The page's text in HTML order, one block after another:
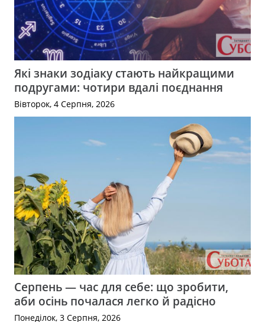
Які знаки зодіаку стають найкращими
подругами: чотири вдалі поєднання
Вівторок, 4 Серпня, 2026
Серпень — час для себе: що зробити,
аби осінь почалася легко й радісно
Понеділок, 3 Серпня, 2026